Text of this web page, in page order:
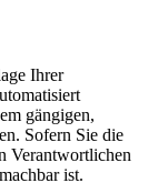
Ihrer
gängigen,
Sofern Sie die
Verantwortlichen
ist.